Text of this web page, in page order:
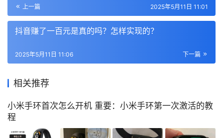
上一篇 2025年5月11日 11:01
抖音赚了一百元是真的吗？怎样实现的？
下一篇
2025年5月11日 11:06
相关推荐
小米手环首次怎么开机 重要：小米手环第一次激活的教
程